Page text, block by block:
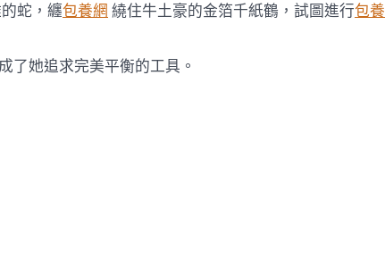
蛇，纏包養網 繞住牛土豪的金箔千紙鶴，試圖進行包養
了她追求完美平衡的工具。